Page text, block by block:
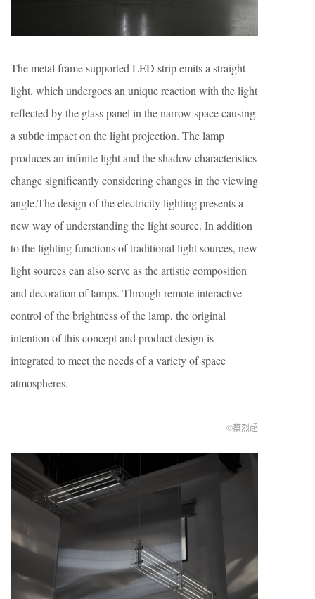
The metal frame supported LED strip emits a straight
light, which undergoes an unique reaction with the light
reflected by the glass panel in the narrow space causing
a subtle impact on the light projection. The lamp
produces an infinite light and the shadow characteristics
change significantly considering changes in the viewing
angle.The design of the electricity lighting presents a
new way of understanding the light source. In addition
to the lighting functions of traditional light sources, new
light sources can also serve as the artistic composition
and decoration of lamps. Through remote interactive
control of the brightness of the lamp, the original
intention of this concept and product design is
integrated to meet the needs of a variety of space
atmospheres.
©蔡烈超